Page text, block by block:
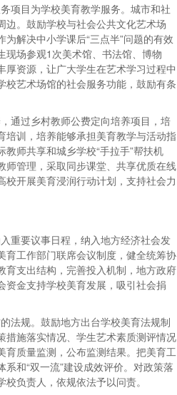
项目为学校美育教学服务。城市和社
边。鼓励学校与社会公共文化艺术场
解决中小学课后“三点半”问题的有效
现场参观1次美术馆、书法馆、博物
资源，让广大学生在艺术学习过程中
艺术场馆的社会服务功能，鼓励有条
通过乡村教师公费定向培养项目，培
培训，培养能够承担美育教学与活动指
师共享和城乡学校“手拉手”帮扶机
师管理，采取同步课堂、共享优质在线
开展美育浸润行动计划，支持社会力
重要议事日程，纳入地方经济社会发
育工作部门联席会议制度，健全统筹协
育支出结构，完善投入机制，地方政府
金支持学校美育发展，吸引社会捐
法规。鼓励地方出台学校美育法规制
措施落实情况、学生艺术素质测评情况
质量监测，公布监测结果。把美育工
和“双一流”建设成效评价。对政策落
负责人，依规依法予以问责。